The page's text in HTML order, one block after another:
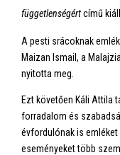
függetlenségértcímű
A pesti srácoknak
Maizan Ismail, a
nyitotta meg.
Ezt követően Káli Attila
forradalom és
évfordulónak is emléket
eseményeket több